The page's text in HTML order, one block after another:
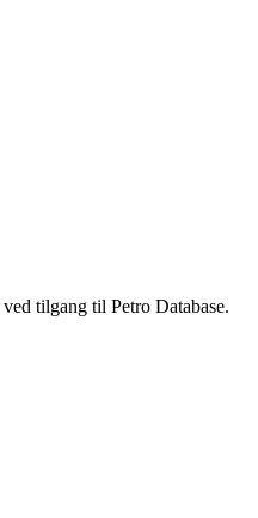
tilgang til Petro Database.